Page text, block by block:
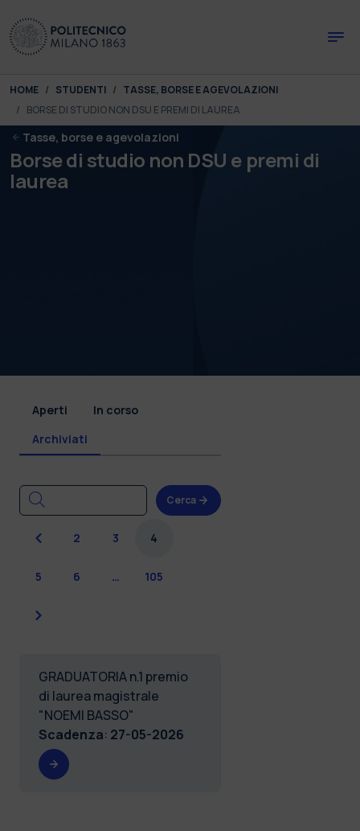
You are here:
HOME STUDENTI
TASSE, BORSE E AGEVOLAZIONI
BORSE DI STUDIO NON DSU E PREMI DI LAUREA
Tasse, borse e agevolazioni
Borse di studio non DSU e premi di
laurea
Aperti
In corso
Archiviati
Cerca
Precedente
2 3 4
5 6 … 105
Successiva
GRADUATORIA n.1 premio
di laurea magistrale
"NOEMI BASSO"
Scadenza: 27-05-2026